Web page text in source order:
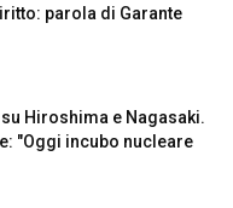
parola di Garante
Hiroshima e Nagasaki.
"Oggi incubo nucleare